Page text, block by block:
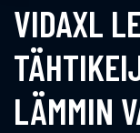
VIDAXL
LÄMMIN